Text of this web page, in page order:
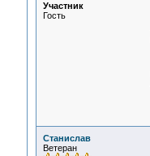
Участник
Гость
Станислав
Ветеран